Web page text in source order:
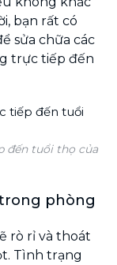
bạn rất có
sửa chữa các
trực tiếp đến
đến tuổi thọ của
phòng
rò rỉ và thoát
Tình trạng